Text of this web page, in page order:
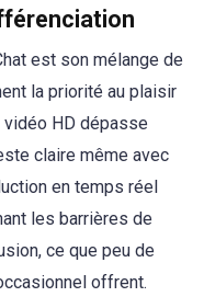
est son mélange de
la priorité au plaisir
HD dépasse
claire même avec
en temps réel
les barrières de
ce que peu de
offrent.